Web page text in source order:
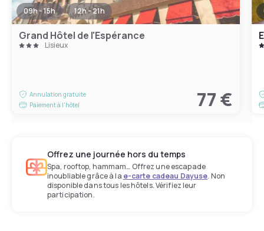
09h - 15h 12h - 21h
Grand Hôtel de l'Espérance
Lisieux
Annulation gratuite
Paiement à l'hôtel
77 €
Offrez une journée hors du temps
Spa, rooftop, hammam… Offrez une escapade
inoubliable grâce à la e-carte cadeau Dayuse. Non
disponible dans tous les hôtels. Vérifiez leur
participation.